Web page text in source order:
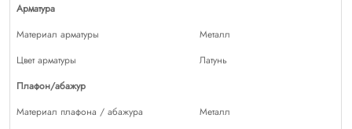
Арматура
Материал арматуры
Металл
Цвет арматуры
Латунь
Плафон/абажур
Материал плафона / абажура
Металл